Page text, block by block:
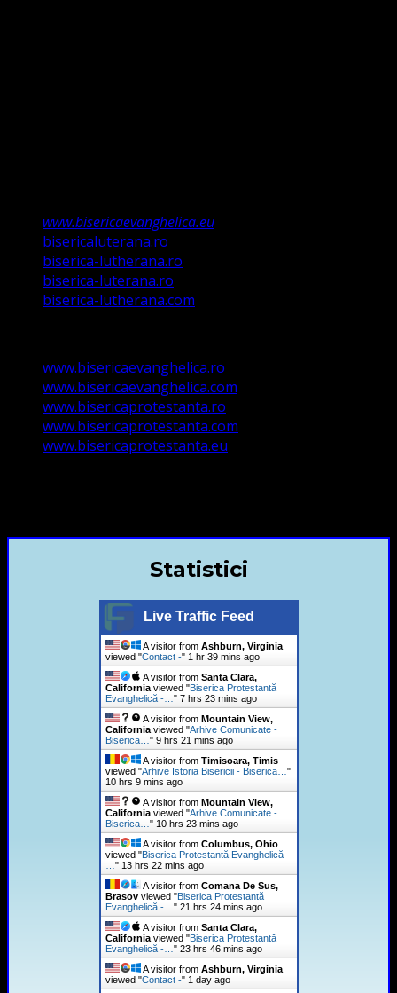
www.bisericaevanghelica.eu
bisericaluterana.ro
biserica-lutherana.ro
biserica-luterana.ro
biserica-lutherana.com
www.bisericaevanghelica.ro
www.bisericaevanghelica.com
www.bisericaprotestanta.ro
www.bisericaprotestanta.com
www.bisericaprotestanta.eu
Statistici
Live Traffic Feed
A visitor from Ashburn, Virginia
viewed "Contact -" 1 hr 39 mins ago
A visitor from Santa Clara,
Californiaviewed "Biserica Protestantă
Evanghelică -… " 7 hrs 23 mins ago
A visitor from Mountain View,
Californiaviewed "Arhive Comunicate -
Biserica… " 9 hrs 21 mins ago
A visitor from Timisoara, Timis
viewed "Arhive Istoria Bisericii - Biserica… "
10 hrs 9 mins ago
A visitor from Mountain View,
Californiaviewed "Arhive Comunicate -
Biserica… " 10 hrs 23 mins ago
A visitor from Columbus, Ohio
viewed "Biserica Protestantă Evanghelică -
" 13 hrs 22 mins ago
A visitor from Comana De Sus,
Brasovviewed "Biserica Protestantă
Evanghelică -… " 21 hrs 24 mins ago
A visitor from Santa Clara,
Californiaviewed "Biserica Protestantă
Evanghelică -… " 23 hrs 46 mins ago
A visitor from Ashburn, Virginia
viewed "Contact -" 1 day ago